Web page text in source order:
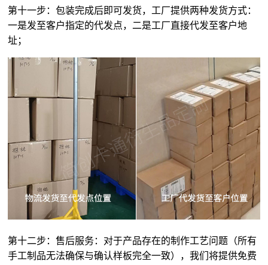
第十一步：包装完成后即可发货，工厂提供两种发货方式：
一是发至客户指定的代发点，二是工厂直接代发至客户地
址；
第十二步：售后服务：对于产品存在的制作工艺问题（所有
手工制品无法确保与确认样板完全一致），我们将提供免费